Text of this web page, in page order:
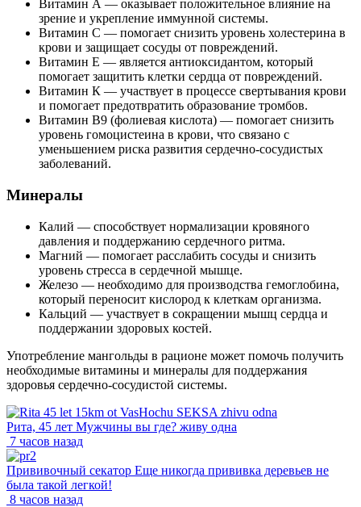
Витамин А — оказывает положительное влияние на
зрение и укрепление иммунной системы.
Витамин С — помогает снизить уровень холестерина в
крови и защищает сосуды от повреждений.
Витамин Е — является антиоксидантом, который
помогает защитить клетки сердца от повреждений.
Витамин К — участвует в процессе свертывания крови
и помогает предотвратить образование тромбов.
Витамин В9 (фолиевая кислота) — помогает снизить
уровень гомоцистеина в крови, что связано с
уменьшением риска развития сердечно-сосудистых
заболеваний.
Минералы
Калий — способствует нормализации кровяного
давления и поддержанию сердечного ритма.
Магний — помогает расслабить сосуды и снизить
уровень стресса в сердечной мышце.
Железо — необходимо для производства гемоглобина,
который переносит кислород к клеткам организма.
Кальций — участвует в сокращении мышц сердца и
поддержании здоровых костей.
Употребление мангольды в рационе может помочь получить
необходимые витамины и минералы для поддержания
здоровья сердечно-сосудистой системы.
Рита, 45 лет Мужчины вы где? живу одна
7 часов назад
Прививочный секатор Еще никогда прививка деревьев не
была такой легкой!
8 часов назад